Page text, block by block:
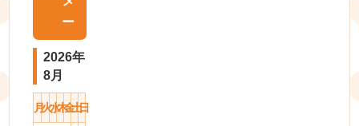
ー
2026年
8月
月火水木金土日